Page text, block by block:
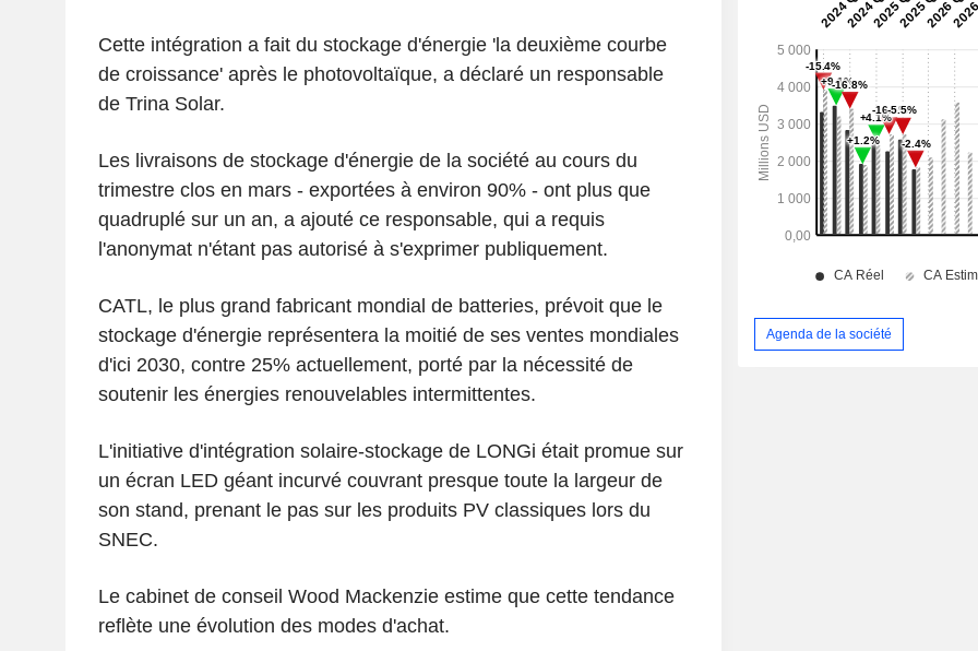
Cette intégration a fait du stockage d'énergie 'la deuxième courbe
de croissance' après le photovoltaïque, a déclaré un responsable
de Trina Solar.
Les livraisons de stockage d'énergie de la société au cours du
trimestre clos en mars - exportées à environ 90% - ont plus que
quadruplé sur un an, a ajouté ce responsable, qui a requis
l'anonymat n'étant pas autorisé à s'exprimer publiquement.
CATL, le plus grand fabricant mondial de batteries, prévoit que le
stockage d'énergie représentera la moitié de ses ventes mondiales
d'ici 2030, contre 25% actuellement, porté par la nécessité de
soutenir les énergies renouvelables intermittentes.
L'initiative d'intégration solaire-stockage de LONGi était promue sur
un écran LED géant incurvé couvrant presque toute la largeur de
son stand, prenant le pas sur les produits PV classiques lors du
SNEC.
Le cabinet de conseil Wood Mackenzie estime que cette tendance
reflète une évolution des modes d'achat.
Agenda de la société